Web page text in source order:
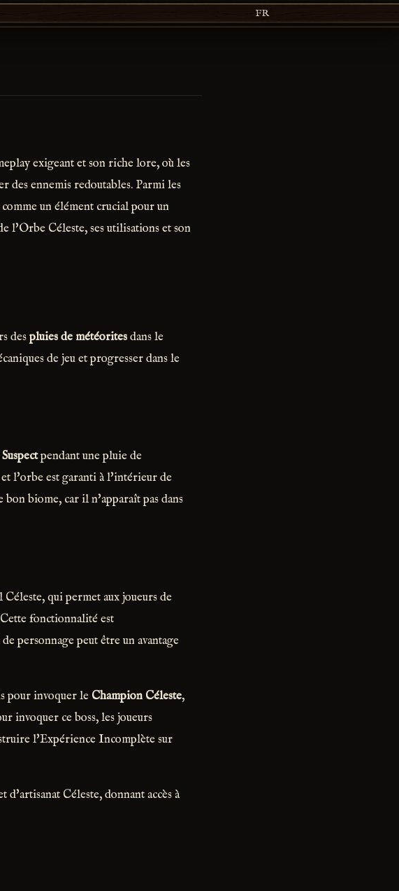
FR
exigeant et son riche lore, où les
des ennemis redoutables. Parmi les
un élément crucial pour un
l'Orbe Céleste, ses utilisations et son
despluies de météoritesdans le
de jeu et progresser dans le
pendant une pluie de
et l'orbe est garanti à l'intérieur de
bon biome, car il n'apparaît pas dans
qui permet aux joueurs de
fonctionnalité est
personnage peut être un avantage
pour invoquer le Champion Céleste,
invoquer ce boss, les joueurs
l'Expérience Incomplète sur
Céleste, donnant accès à